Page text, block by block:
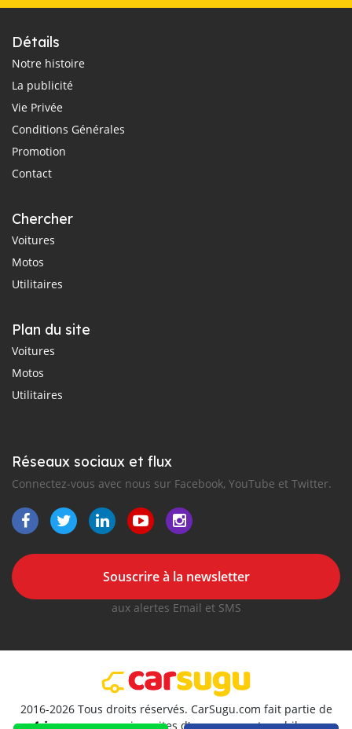
Détails
Notre histoire
La publicité
Vie Privée
Conditions Générales
Promotion
Contact
Chercher
Voitures
Motos
Utilitaires
Plan du site
Voitures
Motos
Utilitaires
Réseaux sociaux et flux
Connectez-vous avec nous sur Facebook, YouTube et Twitter.
Souscrire à la newsletter
aux alertes Email et SMS
2016-2026 Tous droits réservés. CarSugu.com fait partie de
, premiers sites d'annonces automobiles en